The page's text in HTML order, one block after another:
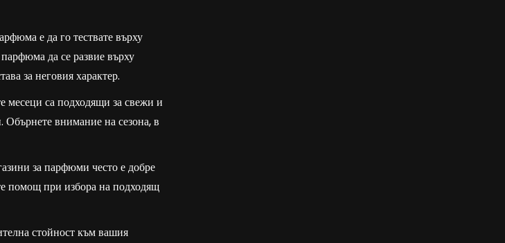
е да го тествате върху
да се развие върху
за неговия характер.
месеци са подходящи за свежи и
внимание на сезона, в
за парфюми често е добре
помощ при избора на подходящ
стойност към вашия